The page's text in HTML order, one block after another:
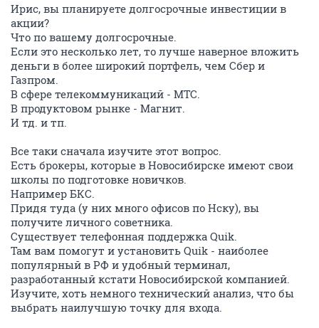
Ирис, вы планируете долгосрочные инвестиции в
акции?
Что по вашему долгосрочные.
Если это несколько лет, то лучше наверное вложить
деньги в более широкий портфель, чем Сбер и
Газпром.
В сфере телекоммуникаций - МТС.
В продуктовом рынке - Магнит.
И тд. и тп.
Все таки сначала изучите этот вопрос.
Есть брокеры, которые в Новосибирске имеют свои
школы по подготовке новичков.
Например БКС.
Придя туда (у них много офисов по Нску), вы
получите личного советника.
Существует телефонная поддержка Quik.
Там вам помогут и установить Quik - наиболее
популярный в РФ и удобный терминал,
разработанный кстати Новосибирской компанией.
Изучите, хоть немного технический анализ, что бы
выбрать наилучшую точку для входа.